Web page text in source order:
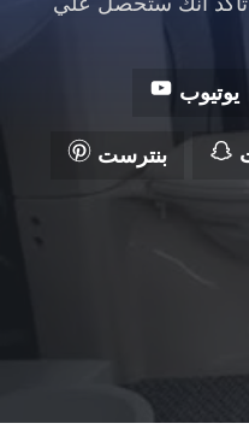
يوتيوب
بنترست